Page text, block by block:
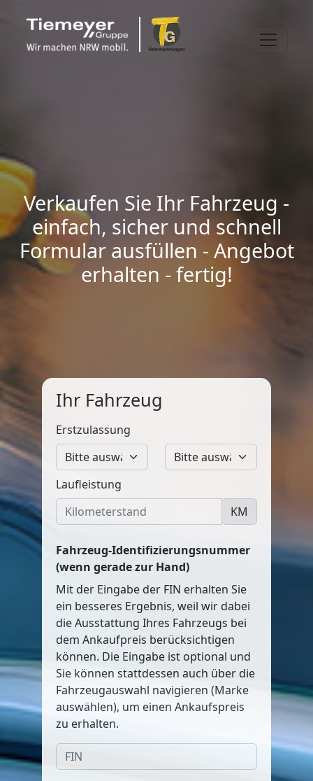
Verkaufen Sie Ihr Fahrzeug -
einfach, sicher und schnell
Formular ausfüllen - Angebot
erhalten - fertig!
Ihr Fahrzeug
Erstzulassung
Laufleistung
KM
Fahrzeug-Identifizierungsnummer
(wenn gerade zur Hand)
Mit der Eingabe der FIN erhalten Sie
ein besseres Ergebnis, weil wir dabei
die Ausstattung Ihres Fahrzeugs bei
dem Ankaufpreis berücksichtigen
können. Die Eingabe ist optional und
Sie können stattdessen auch über die
Fahrzeugauswahl navigieren (Marke
auswählen), um einen Ankaufspreis
zu erhalten.